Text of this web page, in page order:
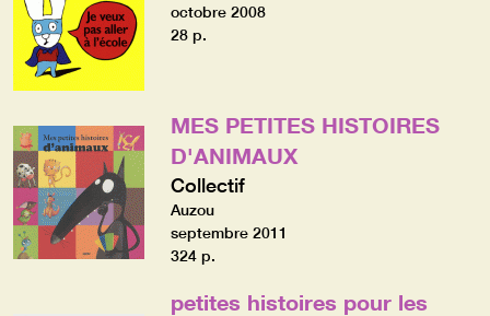
octobre 2008
28 p.
MES PETITES HISTOIRES
D'ANIMAUX
Collectif
Auzou
septembre 2011
324 p.
petites histoires pour les